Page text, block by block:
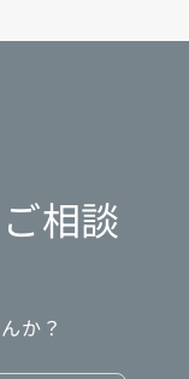
相談
か？